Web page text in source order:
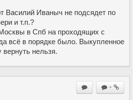
Василий Иваныч не подсядет по
и т.п.?
в Спб на проходящих с
всё в порядке было. Выкупленное
нельзя.
+